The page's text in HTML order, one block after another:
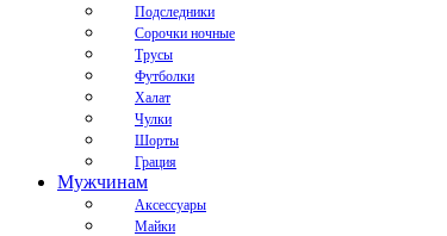
Подследники
Сорочки ночные
Трусы
Футболки
Халат
Чулки
Шорты
Грация
Мужчинам
Аксессуары
Майки